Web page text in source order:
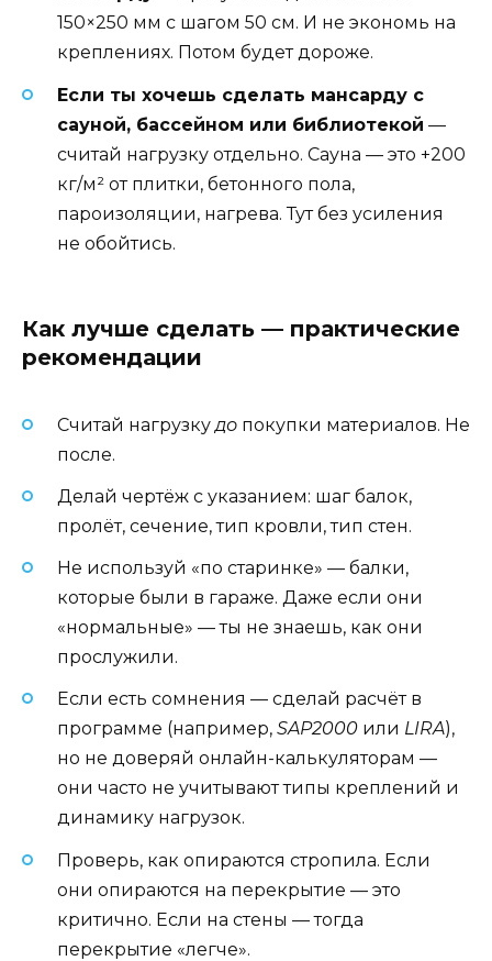
150×250 мм с шагом 50 см. И не экономь на
креплениях. Потом будет дороже.
Если ты хочешь сделать мансарду с
сауной, бассейном или библиотекой —
считай нагрузку отдельно. Сауна — это +200
кг/м² от плитки, бетонного пола,
пароизоляции, нагрева. Тут без усиления
не обойтись.
Как лучше сделать — практические
рекомендации
Считай нагрузкудо покупки материалов. Не
после.
Делай чертёж с указанием: шаг балок,
пролёт, сечение, тип кровли, тип стен.
Не используй «по старинке» — балки,
которые были в гараже. Даже если они
«нормальные» — ты не знаешь, как они
прослужили.
Если есть сомнения — сделай расчёт в
программе (например, SAP2000 или LIRA),
но не доверяй онлайн-калькуляторам —
они часто не учитывают типы креплений и
динамику нагрузок.
Проверь, как опираются стропила. Если
они опираются на перекрытие — это
критично. Если на стены — тогда
перекрытие «легче».